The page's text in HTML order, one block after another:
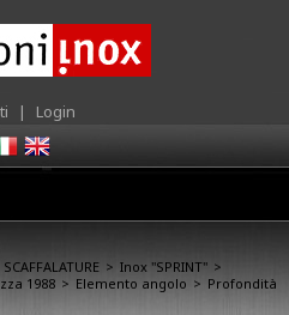
| Login
SCAFFALATURE > Inox "SPRINT" >
1988 > Elemento angolo > Profondità